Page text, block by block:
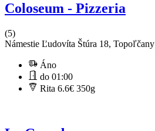
Coloseum - Pizzeria
(5)
Námestie Ľudovíta Štúra 18, Topoľčany
Áno
do 01:00
Rita 6.6€ 350g